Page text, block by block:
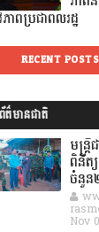
ាពប្រជាពលរដ្ឋ
RECENT POSTS
ត៌មានជាតិ
មន្ត្
ពិនិត្
ចំនួន
Nov